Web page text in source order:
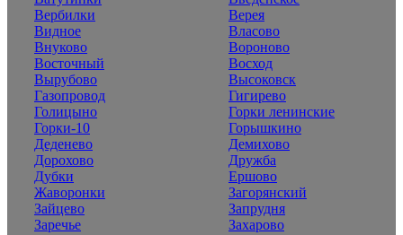
Вербилки
Верея
Видное
Власово
Внуково
Вороново
Восточный
Восход
Вырубово
Высоковск
Газопровод
Гигирево
Голицыно
Горки ленинские
Горки-10
Горышкино
Деденево
Демихово
Дорохово
Дружба
Дубки
Ершово
Жаворонки
Загорянский
Зайцево
Запрудня
Заречье
Захарово